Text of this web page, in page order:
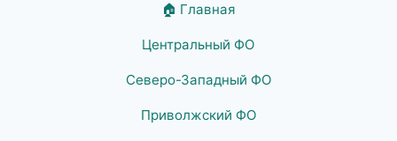
🏠 Главная
Центральный ФО
Северо-Западный ФО
Приволжский ФО